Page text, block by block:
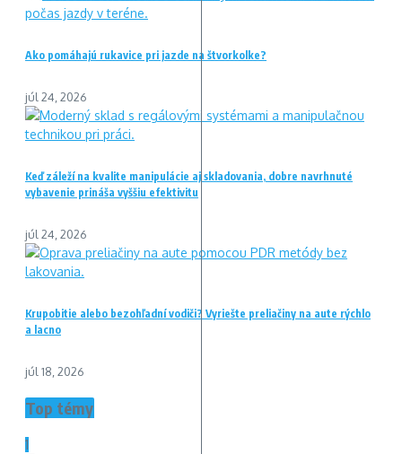
Ako pomáhajú rukavice pri jazde na štvorkolke?
júl 24, 2026
Keď záleží na kvalite manipulácie aj skladovania, dobre navrhnuté
vybavenie prináša vyššiu efektivitu
júl 24, 2026
Krupobitie alebo bezohľadní vodiči? Vyriešte preliačiny na aute rýchlo
a lacno
júl 18, 2026
Top témy
1